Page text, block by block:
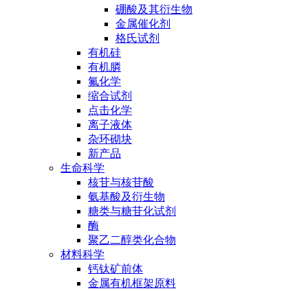
硼酸及其衍生物
金属催化剂
格氏试剂
有机硅
有机膦
氟化学
缩合试剂
点击化学
离子液体
杂环砌块
新产品
生命科学
核苷与核苷酸
氨基酸及衍生物
糖类与糖苷化试剂
酶
聚乙二醇类化合物
材料科学
钙钛矿前体
金属有机框架原料